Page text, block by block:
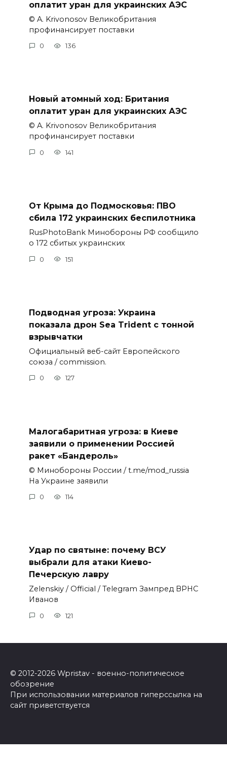
оплатит уран для украинских АЭС
© A. Krivonosov Великобритания
профинансирует поставки
0 136
Новый атомный ход: Британия
оплатит уран для украинских АЭС
© A. Krivonosov Великобритания
профинансирует поставки
0 141
От Крыма до Подмосковья: ПВО
сбила 172 украинских беспилотника
RusPhotoBank Минобороны РФ сообщило
о 172 сбитых украинских
0 151
Подводная угроза: Украина
показала дрон Sea Trident с тонной
взрывчатки
Официальный веб-сайт Европейского
союза / commission.
0 127
Малогабаритная угроза: в Киеве
заявили о применении Россией
ракет «Бандероль»
© Минобороны России / t.me/mod_russia
На Украине заявили
0 114
Удар по святыне: почему ВСУ
выбрали для атаки Киево-
Печерскую лавру
Zеlеnskiу / Оfficiаl / Telegram Зампред ВРНС
Иванов
0 121
© 2012-2026 Wpristav - военно-политическое
обозрение
При использовании материалов гиперссылка на
сайт приветствуется